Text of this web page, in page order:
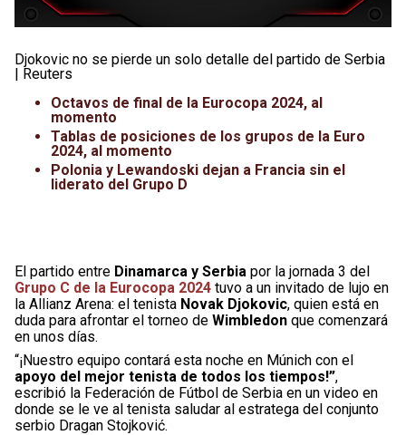
Djokovic no se pierde un solo detalle del partido de Serbia
| Reuters
Octavos de final de la Eurocopa 2024, al
momento
Tablas de posiciones de los grupos de la Euro
2024, al momento
Polonia y Lewandoski dejan a Francia sin el
liderato del Grupo D
El partido entre Dinamarca y Serbia por la jornada 3 del
Grupo C de la Eurocopa 2024 tuvo a un invitado de lujo en
la Allianz Arena: el tenista Novak Djokovic, quien está en
duda para afrontar el torneo de Wimbledon que comenzará
en unos días.
“¡Nuestro equipo contará esta noche en Múnich con el
apoyo del mejor tenista de todos los tiempos!”,
escribió la Federación de Fútbol de Serbia en un video en
donde se le ve al tenista saludar al estratega del conjunto
serbio Dragan Stojković.